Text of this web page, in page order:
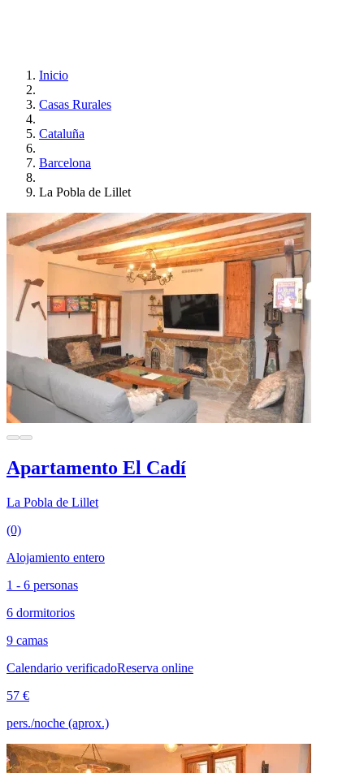
Inicio
Casas Rurales
Cataluña
Barcelona
La Pobla de Lillet
Apartamento El Cadí
La Pobla de Lillet
(0)
Alojamiento entero
1 - 6 personas
6 dormitorios
9 camas
Calendario verificadoReserva online
57 €
pers./noche (aprox.)